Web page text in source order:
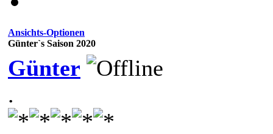
Ansichts-Optionen
Günter`s Saison 2020
Günter
.